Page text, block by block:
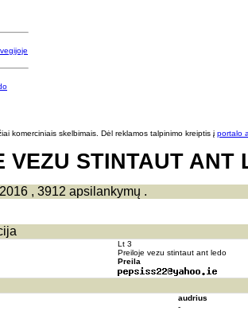
komerciniais skelbimais. Dėl reklamos talpinimo kreiptis į portalo
VEZU STINTAUT ANT
, 3912 apsilankymų .
Lt 3
Preiloje vezu stintaut ant ledo
Preila
audrius
-